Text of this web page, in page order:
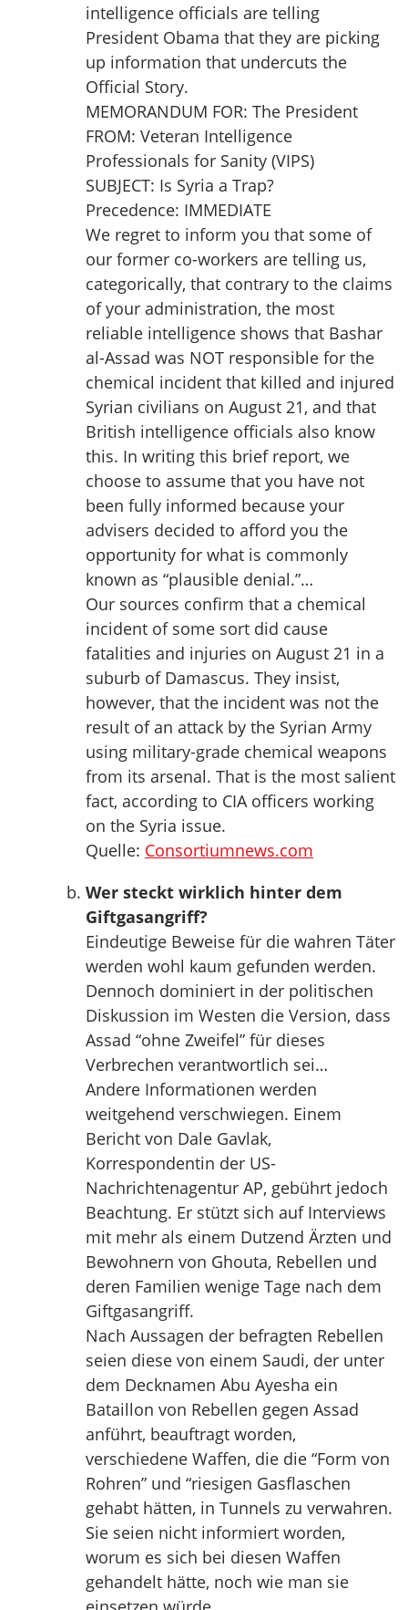
intelligence officials are telling
President Obama that they are picking
up information that undercuts the
Official Story.
MEMORANDUM FOR: The President
FROM: Veteran Intelligence
Professionals for Sanity (VIPS)
SUBJECT: Is Syria a Trap?
Precedence: IMMEDIATE
We regret to inform you that some of
our former co-workers are telling us,
categorically, that contrary to the claims
of your administration, the most
reliable intelligence shows that Bashar
al-Assad was NOT responsible for the
chemical incident that killed and injured
Syrian civilians on August 21, and that
British intelligence officials also know
this. In writing this brief report, we
choose to assume that you have not
been fully informed because your
advisers decided to afford you the
opportunity for what is commonly
known as “plausible denial.”…
Our sources confirm that a chemical
incident of some sort did cause
fatalities and injuries on August 21 in a
suburb of Damascus. They insist,
however, that the incident was not the
result of an attack by the Syrian Army
using military-grade chemical weapons
from its arsenal. That is the most salient
fact, according to CIA officers working
on the Syria issue.
Quelle: Consortiumnews.com
Wer steckt wirklich hinter dem
Giftgasangriff?
Eindeutige Beweise für die wahren Täter
werden wohl kaum gefunden werden.
Dennoch dominiert in der politischen
Diskussion im Westen die Version, dass
Assad “ohne Zweifel” für dieses
Verbrechen verantwortlich sei…
Andere Informationen werden
weitgehend verschwiegen. Einem
Bericht von Dale Gavlak,
Korrespondentin der US-
Nachrichtenagentur AP, gebührt jedoch
Beachtung. Er stützt sich auf Interviews
mit mehr als einem Dutzend Ärzten und
Bewohnern von Ghouta, Rebellen und
deren Familien wenige Tage nach dem
Giftgasangriff.
Nach Aussagen der befragten Rebellen
seien diese von einem Saudi, der unter
dem Decknamen Abu Ayesha ein
Bataillon von Rebellen gegen Assad
anführt, beauftragt worden,
verschiedene Waffen, die die “Form von
Rohren” und “riesigen Gasflaschen
gehabt hätten, in Tunnels zu verwahren.
Sie seien nicht informiert worden,
worum es sich bei diesen Waffen
gehandelt hätte, noch wie man sie